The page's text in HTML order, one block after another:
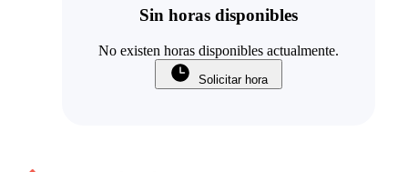
Sin horas disponibles
No existen horas disponibles actualmente.
Solicitar hora